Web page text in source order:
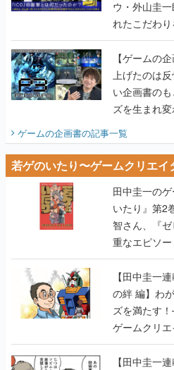
ウ・外山圭
れたこだわ
画書】
【ゲームの
上げたのは
い企画書の
ズを生まれ
ゲームの企画書の記事一覧
若ゲのいたり〜ゲームクリエイ
田中圭一の
いたり』第2
智さん、『
重なエピソ
【田中圭一連
の絆 編】わ
ズを満たす
ゲームクリ
【若ゲのい
【田中圭一